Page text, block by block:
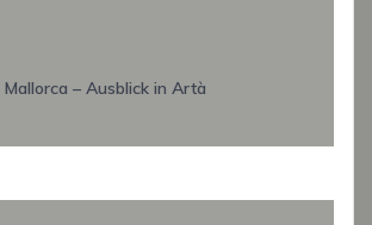
Mallorca – Ausblick in Artà